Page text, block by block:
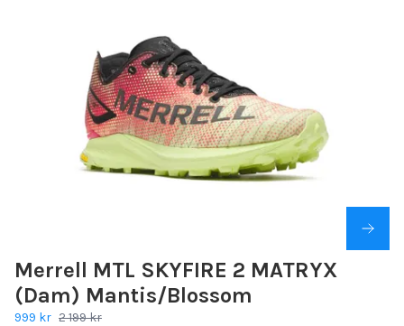
Merrell MTL SKYFIRE 2 MATRYX
(Dam) Mantis/Blossom
999 kr 2 199 kr